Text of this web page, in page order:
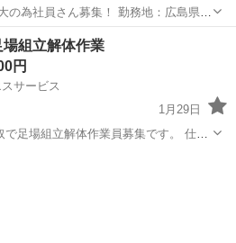
ん募集！ 勤務地：広島県福
仕事内容、足場、解体作業の手元作業
） 社会保険等完備 寮あり 送迎あり
未経験
場組立解体作業
円
スサービス
1月29日
足場組立解体作業員募集です。 仕事